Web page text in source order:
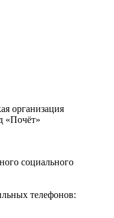
организация
«Почёт»
социального
телефонов: